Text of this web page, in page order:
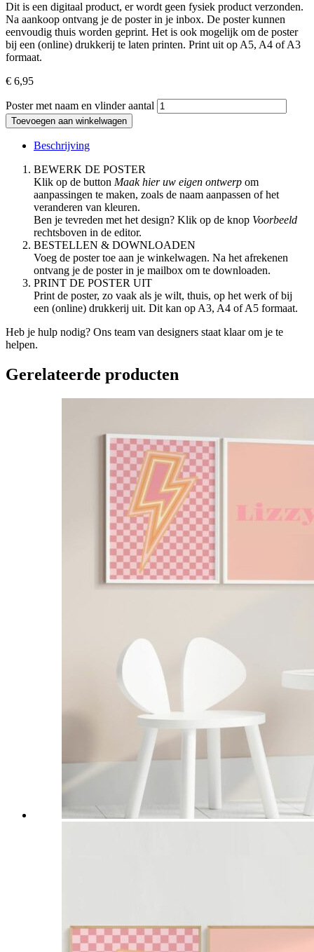
Dit is een digitaal product, er wordt geen fysiek product verzonden.
Na aankoop ontvang je de poster in je inbox. De poster kunnen
eenvoudig thuis worden geprint. Het is ook mogelijk om de poster
bij een (online) drukkerij te laten printen. Print uit op A5, A4 of A3
formaat.
€ 6,95
Poster met naam en vlinder aantal
Toevoegen aan winkelwagen
Beschrijving
BEWERK DE POSTER
Klik op de button Maak hier uw eigen ontwerp om
aanpassingen te maken, zoals de naam aanpassen of het
veranderen van kleuren.
Ben je tevreden met het design? Klik op de knop Voorbeeld
rechtsboven in de editor.
BESTELLEN & DOWNLOADEN
Voeg de poster toe aan je winkelwagen. Na het afrekenen
ontvang je de poster in je mailbox om te downloaden.
PRINT DE POSTER UIT
Print de poster, zo vaak als je wilt, thuis, op het werk of bij
een (online) drukkerij uit. Dit kan op A3, A4 of A5 formaat.
Heb je hulp nodig? Ons team van designers staat klaar om je te
helpen.
Gerelateerde producten